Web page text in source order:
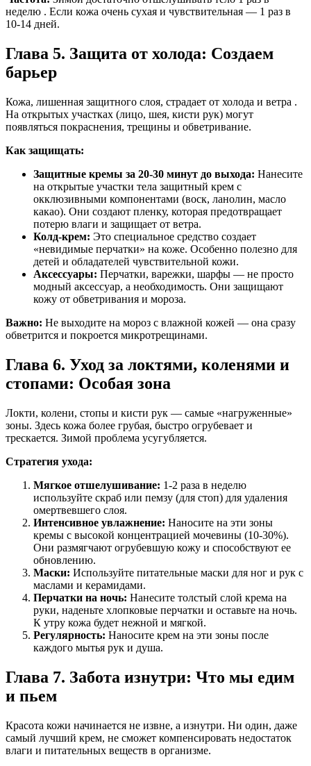
неделю . Если кожа очень сухая и чувствительная — 1 раз в
10-14 дней.
Глава 5. Защита от холода: Создаем
барьер
Кожа, лишенная защитного слоя, страдает от холода и ветра .
На открытых участках (лицо, шея, кисти рук) могут
появляться покраснения, трещины и обветривание.
Как защищать:
Защитные кремы за 20-30 минут до выхода: Нанесите
на открытые участки тела защитный крем с
окклюзивными компонентами (воск, ланолин, масло
какао). Они создают пленку, которая предотвращает
потерю влаги и защищает от ветра.
Колд-крем: Это специальное средство создает
«невидимые перчатки» на коже. Особенно полезно для
детей и обладателей чувствительной кожи.
Аксессуары: Перчатки, варежки, шарфы — не просто
модный аксессуар, а необходимость. Они защищают
кожу от обветривания и мороза.
Важно: Не выходите на мороз с влажной кожей — она сразу
обветрится и покроется микротрещинами.
Глава 6. Уход за локтями, коленями и
стопами: Особая зона
Локти, колени, стопы и кисти рук — самые «нагруженные»
зоны. Здесь кожа более грубая, быстро огрубевает и
трескается. Зимой проблема усугубляется.
Стратегия ухода:
Мягкое отшелушивание: 1-2 раза в неделю
используйте скраб или пемзу (для стоп) для удаления
омертвевшего слоя.
Интенсивное увлажнение: Наносите на эти зоны
кремы с высокой концентрацией мочевины (10-30%).
Они размягчают огрубевшую кожу и способствуют ее
обновлению.
Маски: Используйте питательные маски для ног и рук с
маслами и керамидами.
Перчатки на ночь: Нанесите толстый слой крема на
руки, наденьте хлопковые перчатки и оставьте на ночь.
К утру кожа будет нежной и мягкой.
Регулярность: Наносите крем на эти зоны после
каждого мытья рук и душа.
Глава 7. Забота изнутри: Что мы едим
и пьем
Красота кожи начинается не извне, а изнутри. Ни один, даже
самый лучший крем, не сможет компенсировать недостаток
влаги и питательных веществ в организме.